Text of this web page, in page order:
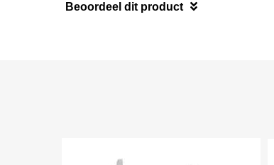
Beoordeel dit product